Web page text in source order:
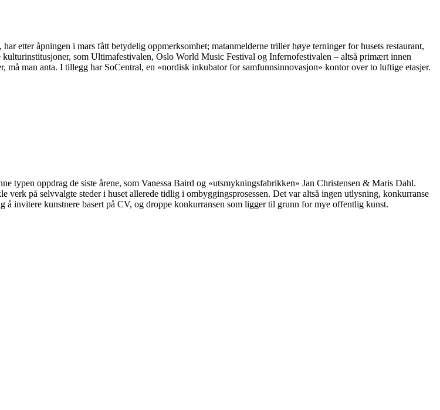
etter åpningen i mars fått betydelig oppmerksomhet; matanmelderne triller høye terninger for husets restaurant,
som Ultimafestivalen, Oslo World Music Festival og Infernofestivalen – altså primært innen
man anta. I tillegg har SoCentral, en «nordisk inkubator for samfunnsinnovasjon» kontor over to luftige etasjer.
typen oppdrag de siste årene, som Vanessa Baird og «utsmykningsfabrikken» Jan Christensen & Maris Dahl.
på selvvalgte steder i huset allerede tidlig i ombyggingsprosessen. Det var altså ingen utlysning, konkurranse
invitere kunstnere basert på CV, og droppe konkurransen som ligger til grunn for mye offentlig kunst.